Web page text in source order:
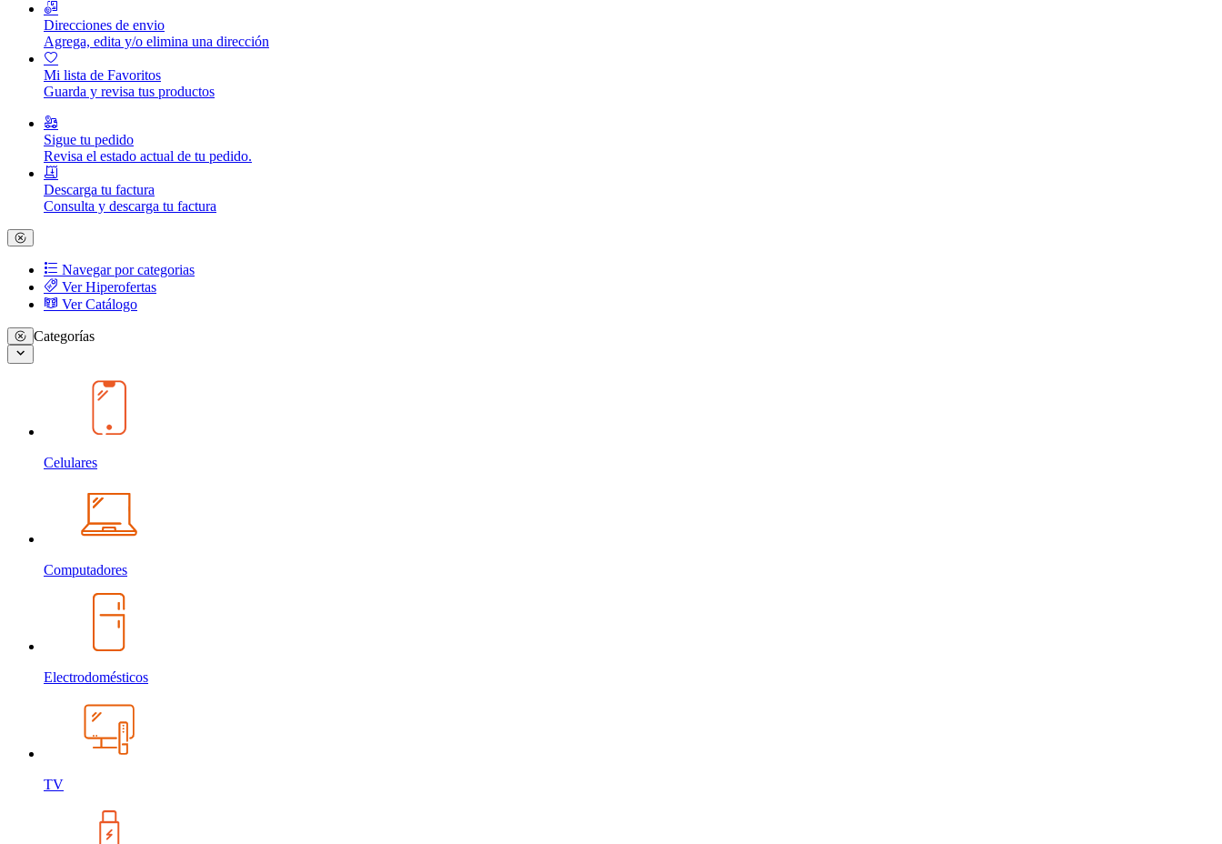
Direcciones de envio
Agrega, edita y/o elimina una dirección
Mi lista de Favoritos
Guarda y revisa tus productos
Sigue tu pedido
Revisa el estado actual de tu pedido.
Descarga tu factura
Consulta y descarga tu factura
Navegar por categorias
Ver Hiperofertas
Ver Catálogo
Categorías
Celulares
Computadores
Electrodomésticos
TV